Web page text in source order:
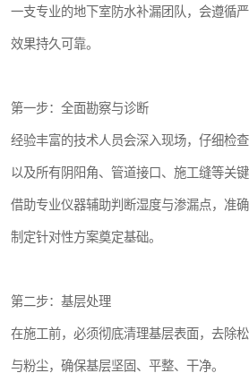
一支专业的地下室防水补漏团队，会遵循
效果持久可靠。
第一步：全面勘察与诊断
经验丰富的技术人员会深入现场，仔细检
以及所有阴阳角、管道接口、施工缝等关键
借助专业仪器辅助判断湿度与渗漏点，准
制定针对性方案奠定基础。
第二步：基层处理
在施工前，必须彻底清理基层表面，去除
与粉尘，确保基层坚固、平整、干净。